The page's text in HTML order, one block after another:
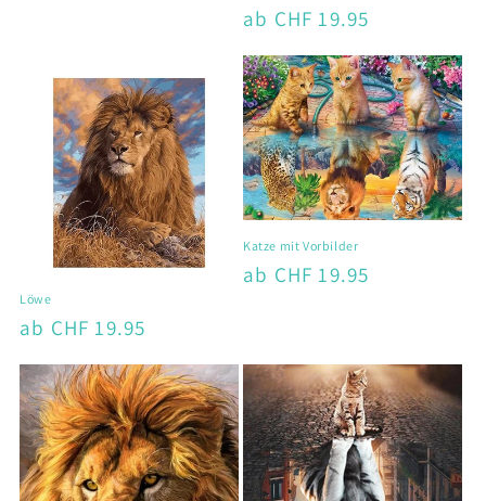
Normaler
ab CHF 19.95
Löwe
Normaler
Preis
ab CHF 19.95
Katze mit Vorbilder
Normaler
ab CHF 19.95